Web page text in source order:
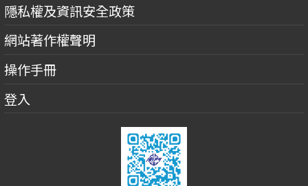
隱私權及資訊安全政策
網站著作權聲明
操作手冊
登入